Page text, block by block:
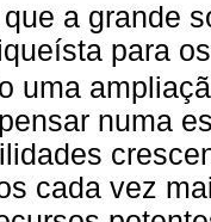
a grande
para
uma
numa
cada vez